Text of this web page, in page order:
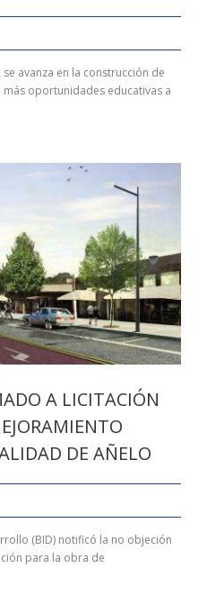
avanza en la construcción de
oportunidades educativas a
A LICITACIÓN
DE AÑELO
(BID) notificó la no objeción
para la obra de